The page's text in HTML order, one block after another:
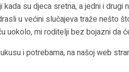
kada su djeca sretna, a jedni i
u većini slučajeva traže nešto
uokolo, mi roditelji bez bojazni da
i potrebama, na našoj web